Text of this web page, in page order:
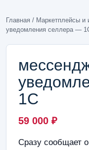
Главная / Маркетплейсы и
уведомления селлера —
1С
59 000 ₽
Сразу сообщает